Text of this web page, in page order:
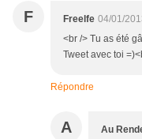
F Freelfe 04/01/
<br /> Tu as été
Tweet avec toi
Répondre
A Au